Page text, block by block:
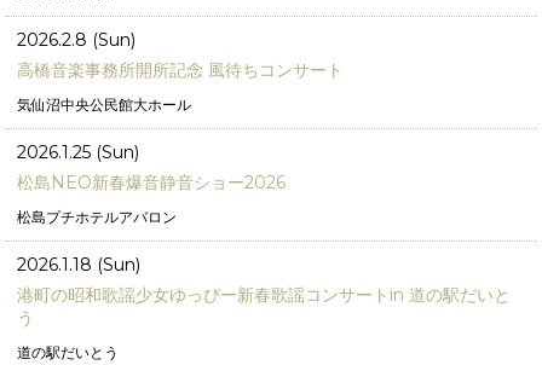
2026.2.8 (Sun)
高橋音楽事務所開所記念 風待ちコンサート
気仙沼中央公民館大ホール
2026.1.25 (Sun)
松島NEO新春爆音静音ショー2026
松島プチホテルアバロン
2026.1.18 (Sun)
港町の昭和歌謡少女ゆっぴー新春歌謡コンサートin 道の駅だいと
う
道の駅だいとう